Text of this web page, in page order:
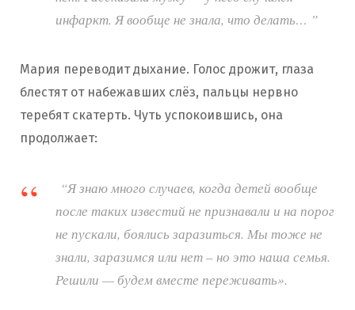
инфаркт. Я вообще не знала, что делать… ”
Мария переводит дыхание. Голос дрожит, глаза
блестят от набежавших слёз, пальцы нервно
теребят скатерть. Чуть успокоившись, она
продолжает:
“Я знаю много случаев, когда детей вообще
после таких известий не признавали и на порог
не пускали, боялись заразиться. Мы тоже не
знали, заразимся или нет – но это наша семья.
Решили — будем вместе переживать».